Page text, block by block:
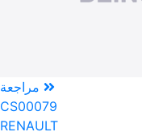
مراجعة
CS00079
RENAULT